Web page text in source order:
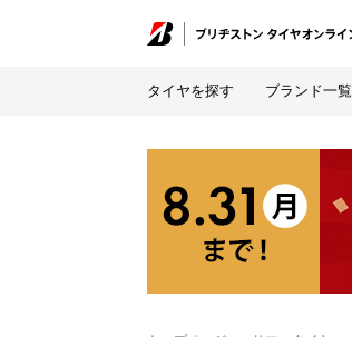
タイヤを探す ブランド一覧